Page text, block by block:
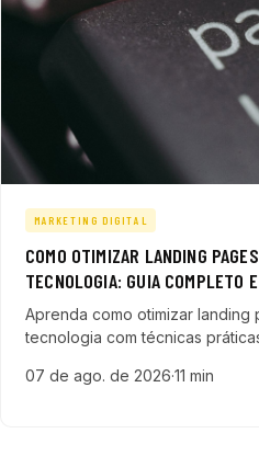
MARKETING DIGITAL
COMO OTIMIZAR LANDING
TECNOLOGIA: GUIA COMPLETO
Aprenda como otimizar landing
tecnologia com técnicas
empresas do setor digital.
07 de ago. de 2026·11 min